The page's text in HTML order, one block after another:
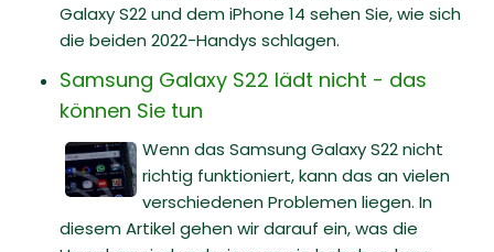
Galaxy S22 und dem iPhone 14 sehen Sie, wie sich
die beiden 2022-Handys schlagen.
Samsung Galaxy S22 lädt nicht - das
können Sie tun
Wenn das Samsung Galaxy S22 nicht
richtig funktioniert, kann das an vielen
verschiedenen Problemen liegen. In
diesem Artikel gehen wir darauf ein, was die